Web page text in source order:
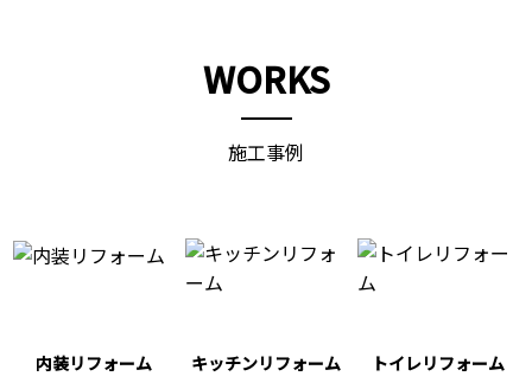
WORKS
施工事例
内装リフォーム キッチンリフォーム トイレリフォーム